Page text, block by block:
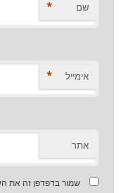
שם *
אימייל *
אתר
שמור בדפדפן זה את